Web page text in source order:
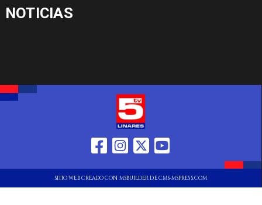
NOTICIAS
SITIO WEB CREADO CON MSBUILDER DE CMS-MSPRESS.COM